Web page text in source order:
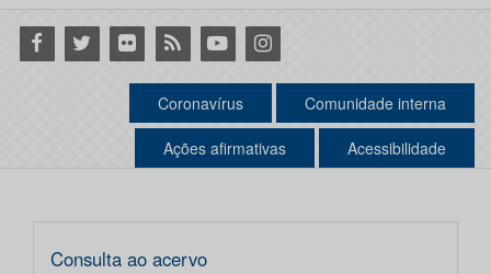
Facebook
Twitter Flickr RSS YoutubeInstagram
Coronavírus Comunidade interna
Ações afirmativas Acessibilidade
Consulta ao acervo